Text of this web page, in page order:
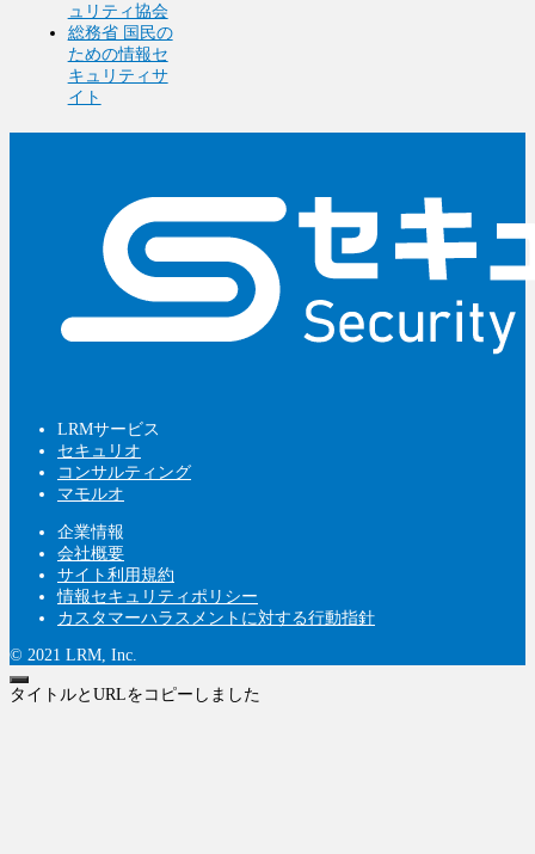
ュリティ協会
総務省 国民の
ための情報セ
キュリティサ
イト
LRMサービス
セキュリオ
コンサルティング
マモルオ
企業情報
会社概要
サイト利用規約
情報セキュリティポリシー
カスタマーハラスメントに対する行動指針
© 2021 LRM, Inc.
タイトルとURLをコピーしました